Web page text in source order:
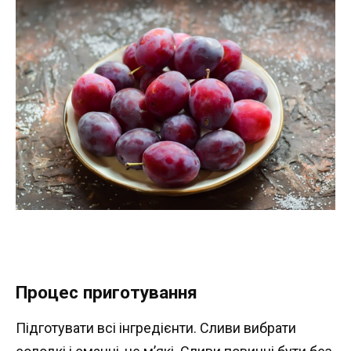
Процес приготування
Підготувати всі інгредієнти. Сливи вибрати